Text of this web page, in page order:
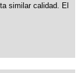
similar calidad. El